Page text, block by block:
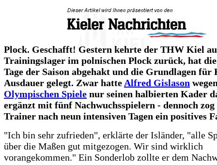
Plock. Geschafft! Gestern kehrte der THW Kiel
Trainingslager im polnischen Plock zurück, hat
Tage der Saison abgehakt und die Grundlagen
Ausdauer gelegt. Zwar hatte Alfred Gislason
Olympischen Spiele nur seinen halbierten Kader
ergänzt mit fünf Nachwuchsspielern - dennoch
Trainer nach neun intensiven Tagen ein positives
"Ich bin sehr zufrieden", erklärte der Isländer, "alle
über die Maßen gut mitgezogen. Wir sind wirklich
vorangekommen." Ein Sonderlob zollte er dem